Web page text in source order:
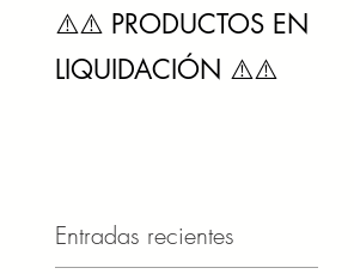
⚠️⚠️ PRODUCTOS EN
LIQUIDACIÓN ⚠️⚠️
Entradas recientes